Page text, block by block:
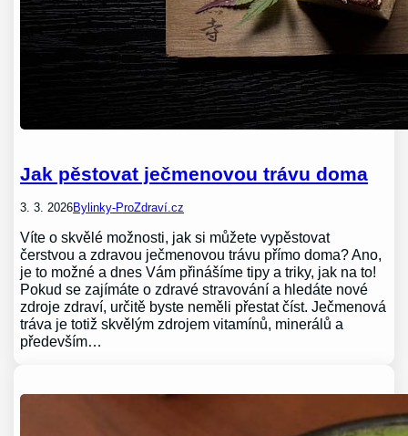
Jak pěstovat ječmenovou trávu doma
3. 3. 2026Bylinky-ProZdraví.cz
Víte o skvělé možnosti, jak si můžete vypěstovat
čerstvou a zdravou ječmenovou trávu přímo doma? Ano,
je to možné a dnes Vám přinášíme tipy a triky, jak na to!
Pokud se zajímáte o zdravé stravování a hledáte nové
zdroje zdraví, určitě byste neměli přestat číst. Ječmenová
tráva je totiž skvělým zdrojem vitamínů, minerálů a
především…